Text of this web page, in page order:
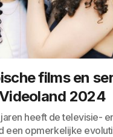
films en
2024
heeft de televisie-
een opmerkelijke